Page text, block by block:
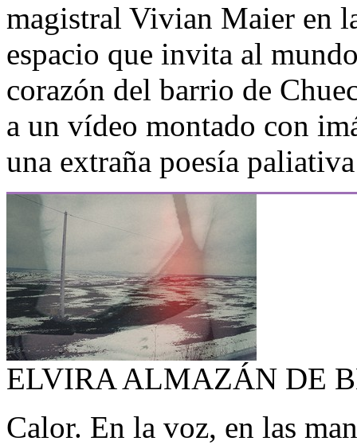
magistral Vivian Maier en
espacio que invita al
corazón del barrio de
a un vídeo montado con
una extraña poesía
ELVIRA ALMAZÁN DE
Calor. En la voz, en las